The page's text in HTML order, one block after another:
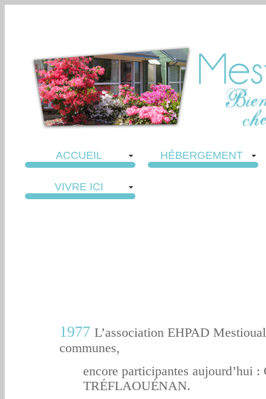
ACCUEIL HÉBERGEMENT
VIVRE ICI
1977 L’association EHPAD
communes,
encore participantes aujourd’hui :
TRÉFLAOUÉNAN.